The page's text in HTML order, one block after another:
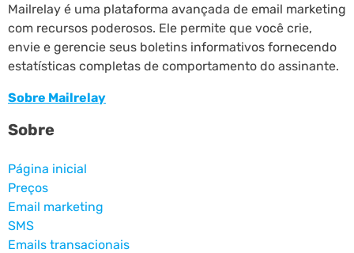
Mailrelay é uma plataforma avançada de email marketing
com recursos poderosos. Ele permite que você crie,
envie e gerencie seus boletins informativos fornecendo
estatísticas completas de comportamento do assinante.
Sobre Mailrelay
Sobre
Página inicial
Preços
Email marketing
SMS
Emails transacionais